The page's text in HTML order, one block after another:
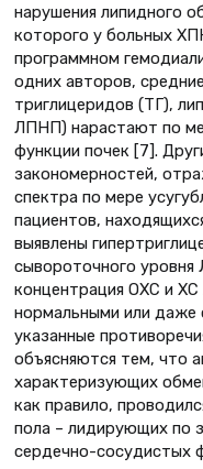
нарушения липидного
которого у больных
программном
одних авторов,
триглицеридов (ТГ),
ЛПНП) нарастают по
функции почек [7].
закономерностей,
спектра по мере
пациентов,
выявлены
сывороточного
концентрация ОХС и
нормальными или даже
указанные
объясняются тем, что
характеризующих
как правило,
пола – лидирующих по
сердечно-сосудистых